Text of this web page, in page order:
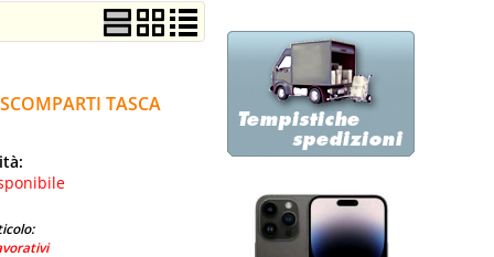
TASCA